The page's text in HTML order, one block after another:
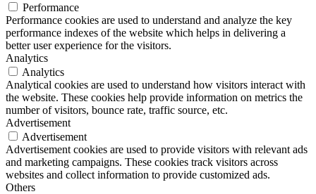
Performance
Performance cookies are used to understand and analyze the key
performance indexes of the website which helps in delivering a
better user experience for the visitors.
Analytics
Analytics
Analytical cookies are used to understand how visitors interact with
the website. These cookies help provide information on metrics the
number of visitors, bounce rate, traffic source, etc.
Advertisement
Advertisement
Advertisement cookies are used to provide visitors with relevant ads
and marketing campaigns. These cookies track visitors across
websites and collect information to provide customized ads.
Others